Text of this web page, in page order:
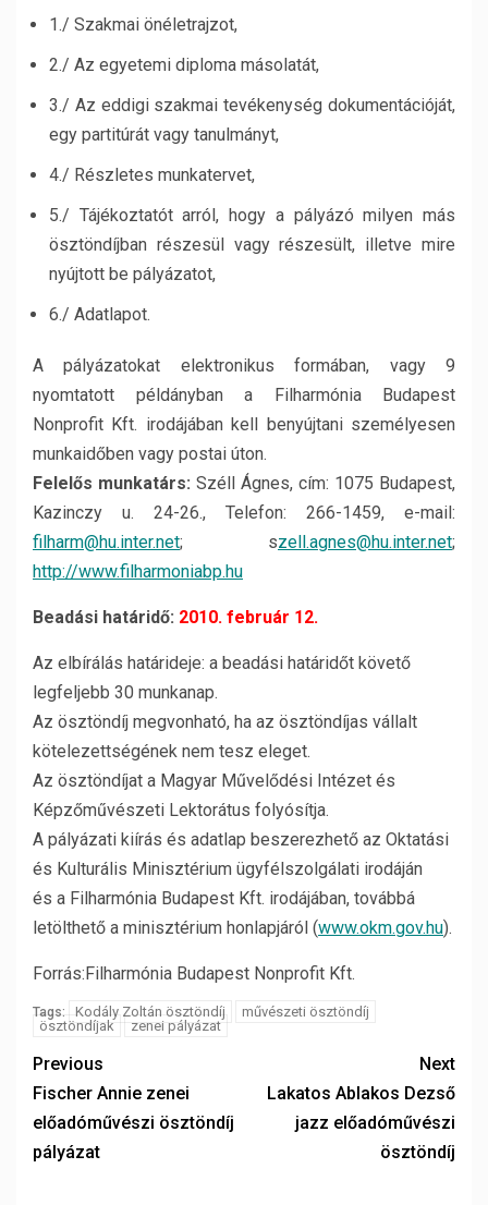
1./ Szakmai önéletrajzot,
2./ Az egyetemi diploma másolatát,
3./ Az eddigi szakmai tevékenység dokumentációját,
egy partitúrát vagy tanulmányt,
4./ Részletes munkatervet,
5./ Tájékoztatót arról, hogy a pályázó milyen más
ösztöndíjban részesül vagy részesült, illetve mire
nyújtott be pályázatot,
6./ Adatlapot.
A pályázatokat elektronikus formában, vagy 9
nyomtatott példányban a Filharmónia Budapest
Nonprofit Kft. irodájában kell benyújtani személyesen
munkaidőben vagy postai úton.
Felelős munkatárs: Széll Ágnes, cím: 1075 Budapest,
Kazinczy u. 24-26., Telefon: 266-1459, e-mail:
filharm@hu.inter.net; szell.agnes@hu.inter.net;
http://www.filharmoniabp.hu
Beadási határidő: 2010. február 12.
Az elbírálás határideje: a beadási határidőt követő
legfeljebb 30 munkanap.
Az ösztöndíj megvonható, ha az ösztöndíjas vállalt
kötelezettségének nem tesz eleget.
Az ösztöndíjat a Magyar Művelődési Intézet és
Képzőművészeti Lektorátus folyósítja.
A pályázati kiírás és adatlap beszerezhető az Oktatási
és Kulturális Minisztérium ügyfélszolgálati irodáján
és a Filharmónia Budapest Kft. irodájában, továbbá
letölthető a minisztérium honlapjáról (www.okm.gov.hu).
Forrás:Filharmónia Budapest Nonprofit Kft.
Tags: Kodály Zoltán ösztöndíj
művészeti ösztöndíj
ösztöndíjak
zenei pályázat
Previous
Fischer Annie zenei
előadóművészi ösztöndíj
pályázat
Next
Lakatos Ablakos Dezső
jazz előadóművészi
ösztöndíj